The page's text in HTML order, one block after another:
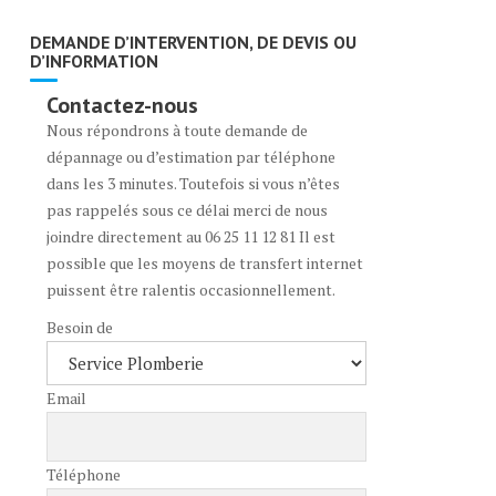
DEMANDE D’INTERVENTION, DE DEVIS OU
D’INFORMATION
Contactez-nous
Nous répondrons à toute demande de
dépannage ou d’estimation par téléphone
dans les 3 minutes. Toutefois si vous n’êtes
pas rappelés sous ce délai merci de nous
joindre directement au 06 25 11 12 81 Il est
possible que les moyens de transfert internet
puissent être ralentis occasionnellement.
Besoin de
Email
Téléphone